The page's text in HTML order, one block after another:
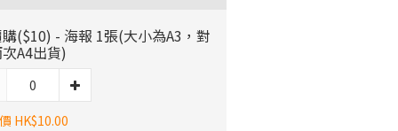
($10) - 海報 1張(大小為A3，對
A4出貨)
HK$10.00